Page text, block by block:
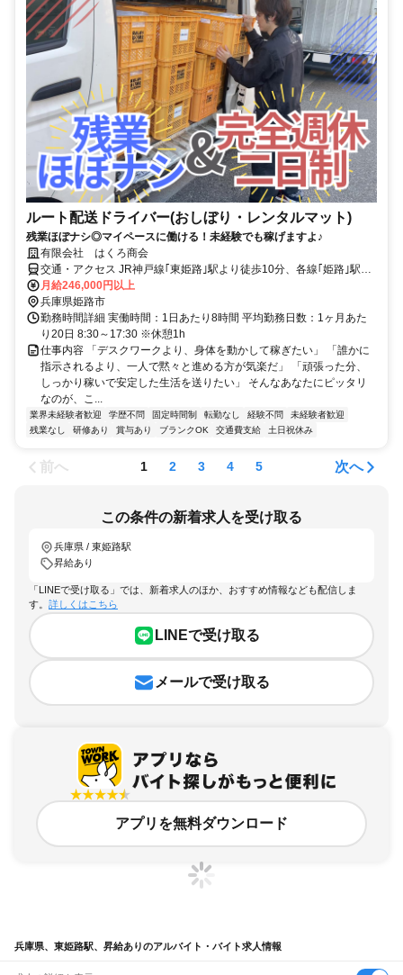
ルート配送ドライバー(おしぼり・レンタルマット)
残業ほぼナシ◎マイペースに働ける！未経験でも稼げますよ♪
有限会社 はくろ商会
交通・アクセス JR神戸線｢東姫路｣駅より徒歩10分、各線｢姫路｣駅よ
り徒歩20分＜車・バイク通勤OK＞
月給246,000円以上
兵庫県姫路市
勤務時間詳細 実働時間：1日あたり8時間 平均勤務日数：1ヶ月あた
り20日 8:30～17:30 ※休憩1h
仕事内容 「デスクワークより、身体を動かして稼ぎたい」 「誰かに
指示されるより、一人で黙々と進める方が気楽だ」 「頑張った分、
しっかり稼いで安定した生活を送りたい」 そんなあなたにピッタリ
なのが、こ...
業界未経験者歓迎 学歴不問 固定時間制 転勤なし 経験不問
未経験者歓迎
残業なし
研修あり 賞与あり ブランクOK 交通費支給 土日祝休み
前へ 1 2 3 4 5 次へ
この条件の新着求人を受け取る
兵庫県 / 東姫路駅
昇給あり
「LINEで受け取る」では、新着求人のほか、おすすめ情報なども配信しま
す。 詳しくはこちら
LINEで受け取る
メールで受け取る
アプリを無料ダウンロード
兵庫県、東姫路駅、昇給ありのアルバイト・バイト求人情報